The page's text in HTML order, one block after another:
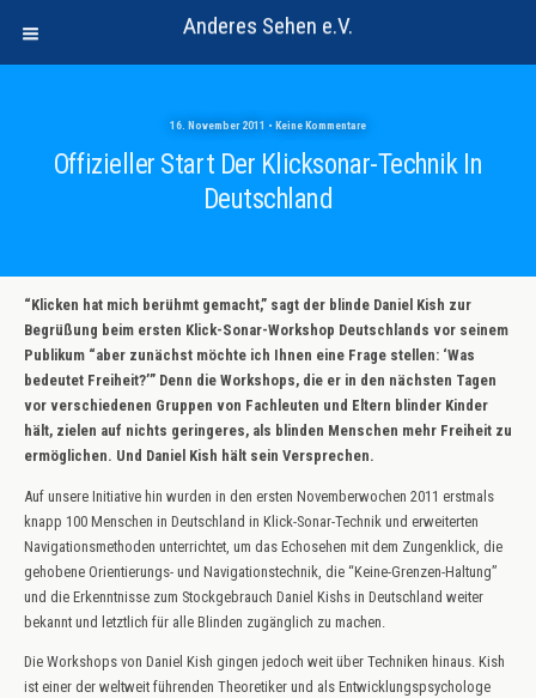
Anderes Sehen e.V.
16. November 2011 • Keine Kommentare
Offizieller Start Der Klicksonar-Technik In
Deutschland
“Klicken hat mich berühmt gemacht,” sagt der blinde Daniel Kish zur
Begrüßung beim ersten Klick-Sonar-Workshop Deutschlands vor seinem
Publikum “aber zunächst möchte ich Ihnen eine Frage stellen: ‘Was
bedeutet Freiheit?’” Denn die Workshops, die er in den nächsten Tagen
vor verschiedenen Gruppen von Fachleuten und Eltern blinder Kinder
hält, zielen auf nichts geringeres, als blinden Menschen mehr Freiheit zu
ermöglichen. Und Daniel Kish hält sein Versprechen.
Auf unsere Initiative hin wurden in den ersten Novemberwochen 2011 erstmals
knapp 100 Menschen in Deutschland in Klick-Sonar-Technik und erweiterten
Navigationsmethoden unterrichtet, um das Echosehen mit dem Zungenklick, die
gehobene Orientierungs- und Navigationstechnik, die “Keine-Grenzen-Haltung”
und die Erkenntnisse zum Stockgebrauch Daniel Kishs in Deutschland weiter
bekannt und letztlich für alle Blinden zugänglich zu machen.
Die Workshops von Daniel Kish gingen jedoch weit über Techniken hinaus. Kish
ist einer der weltweit führenden Theoretiker und als Entwicklungspsychologe